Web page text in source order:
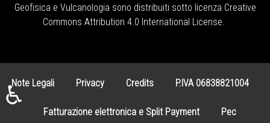
Geofisica e Vulcanologia sono distribuiti sotto licenza Creative
Commons Attribution 4.0 International License.
Note Legali Privacy Credits P.IVA 06838821004
Fatturazione elettronica e Split Payment Pec